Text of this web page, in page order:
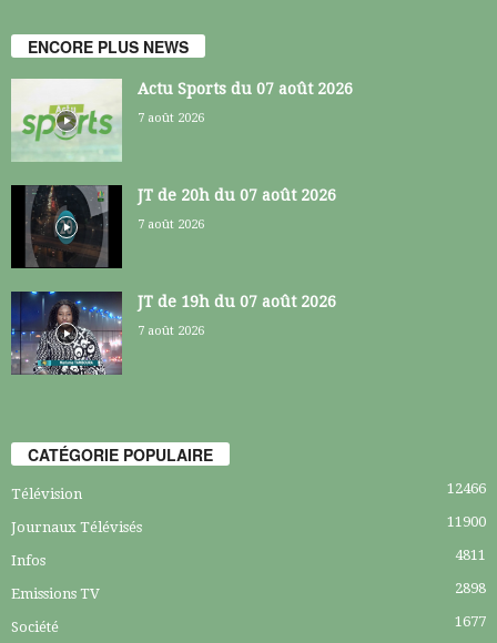
ENCORE PLUS NEWS
Actu Sports du 07 août 2026
7 août 2026
JT de 20h du 07 août 2026
7 août 2026
JT de 19h du 07 août 2026
7 août 2026
CATÉGORIE POPULAIRE
Télévision 12466
Journaux Télévisés 11900
Infos 4811
Emissions TV 2898
Société 1677